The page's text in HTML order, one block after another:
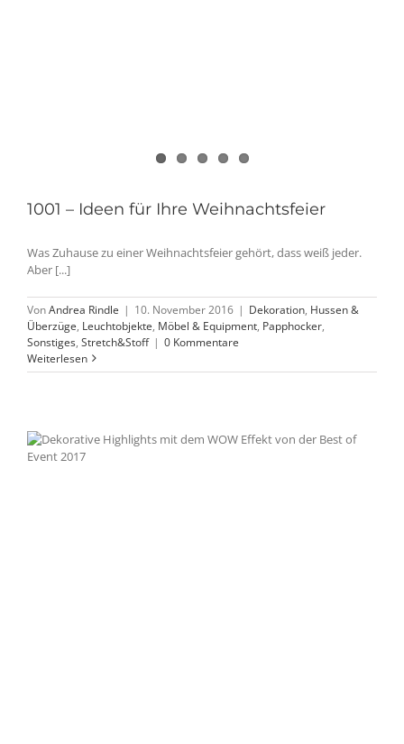
1001 – Ideen für Ihre Weihnachtsfeier
Was Zuhause zu einer Weihnachtsfeier gehört, dass weiß jeder.
Aber [...]
VonAndrea Rindle | 10. November 2016 | Dekoration, Hussen &
Überzüge, Leuchtobjekte, Möbel & Equipment, Papphocker,
Sonstiges, Stretch&Stoff | 0 Kommentare
Weiterlesen